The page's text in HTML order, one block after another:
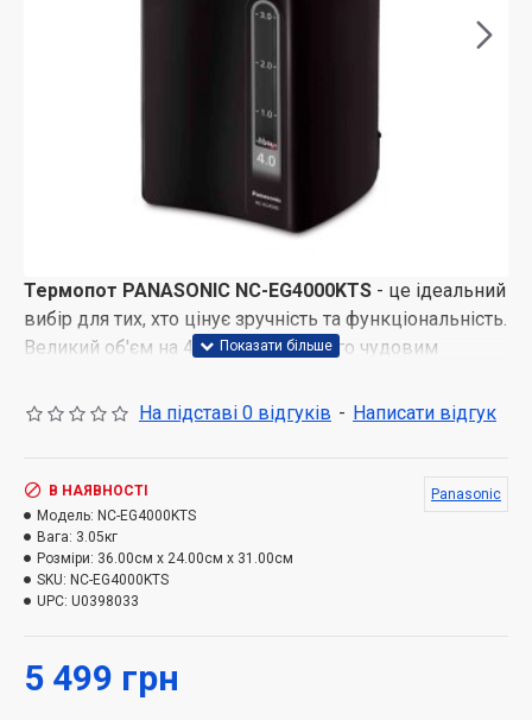
Термопот PANASONIC NC-EG4000KTS - це ідеальний
вибір для тих, хто цінує зручність та функціональність.
Великий об'єм на 4 літри робить його чудовим
заходах, де потрібне часте приготування гарячих
нагрівання для заварювання чаю різних сортів або
приготування кави.
Подача води здійснюється через
електричний насос,
повторного кип'ятіння дозволяє швидко нагріти воду,
На підставі 0 відгуків - Написати відгук
5 499 грн
В НАЯВНОСТІ
Модель: NC-EG4000KTS
Вага: 3.05кг
Розміри: 36.00см x 24.00см x 31.00см
SKU: NC-EG4000KTS
UPC: U0398033
Panasonic